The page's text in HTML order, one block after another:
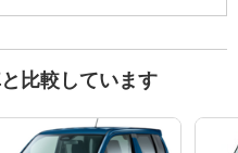
比較しています